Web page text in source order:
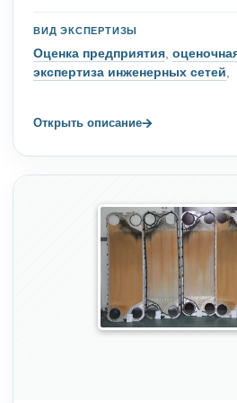
ВИД ЭКСПЕРТИЗЫ
Оценка предприятия,
экспертиза инженерных сетей,
Открыть описание→